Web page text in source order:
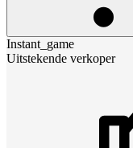
Instant_game
Uitstekende verkoper